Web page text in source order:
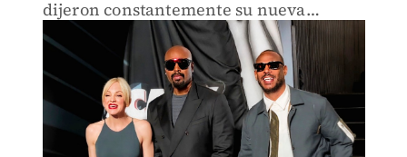
dijeron constantemente su nueva
expresión mexicana favorita: “¡Huevos!”